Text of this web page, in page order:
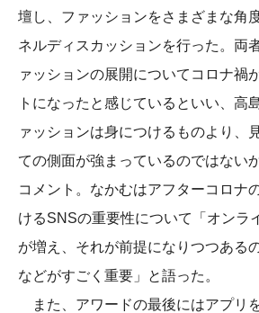
壇し、ファッションをさまざまな角
ネルディスカッションを行った。両
ァッションの展開についてコロナ禍
トになったと感じているといい、高
ァッションは身につけるものより、
ての側面が強まっているのではない
コメント。なかむはアフターコロナ
けるSNSの重要性について「オンラ
が増え、それが前提になりつつある
などがすごく重要」と語った。
また、アワードの最後にはアプリ